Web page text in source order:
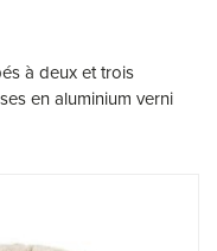
à deux et trois
en aluminium verni